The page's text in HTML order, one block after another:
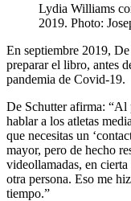
Lydia Williams
2019. Photo:
En septiembre 2019,
preparar el libro, antes
pandemia de Covid-19.
De Schutter afirma: “Al
hablar a los atletas
que necesitas un
mayor, pero de hecho
videollamadas, en
otra persona. Eso me
tiempo.”